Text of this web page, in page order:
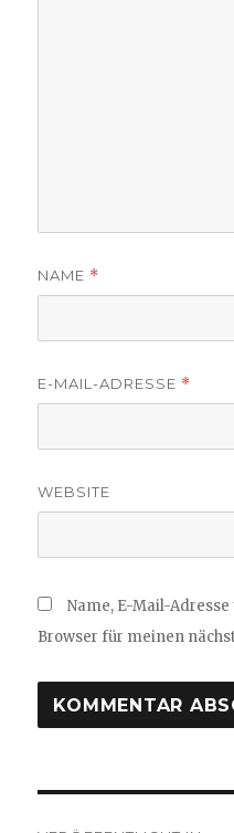
NAME *
E-MAIL-ADRESSE *
WEBSITE
Name, E-Mail-
Browser für meinen